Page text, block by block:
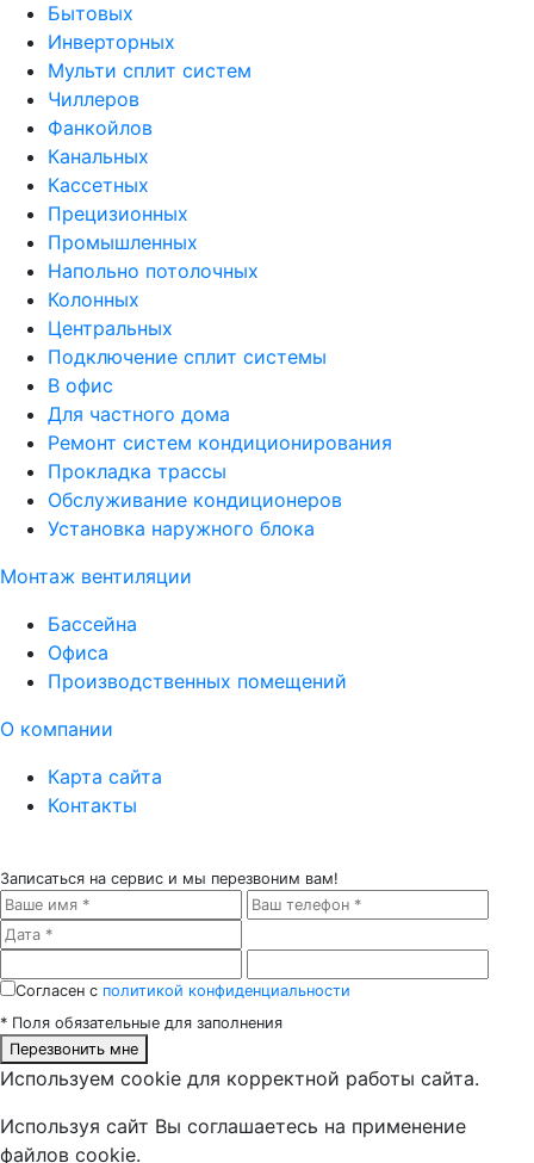
Бытовых
Инверторных
Мульти сплит систем
Чиллеров
Фанкойлов
Канальных
Кассетных
Прецизионных
Промышленных
Напольно потолочных
Колонных
Центральных
Подключение сплит системы
В офис
Для частного дома
Ремонт систем кондиционирования
Прокладка трассы
Обслуживание кондиционеров
Установка наружного блока
Монтаж вентиляции
Бассейна
Офиса
Производственных помещений
О компании
Карта сайта
Контакты
Записаться на сервис и мы перезвоним вам!
Cогласен с политикой конфиденциальности
* Поля обязательные для заполнения
Перезвонить мне
Используем cookie для корректной работы сайта.
Используя сайт Вы соглашаетесь на применение
файлов cookie.